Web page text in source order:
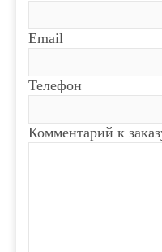
Email
Телефон
Комментарий к